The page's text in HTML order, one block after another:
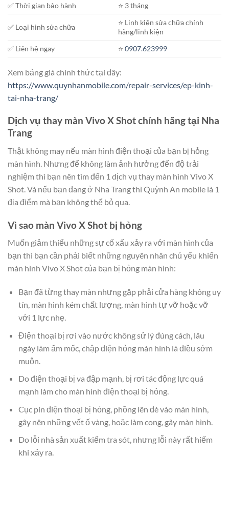
✅ Thời gian bảo hành
⭐️ 3 tháng
✅ Loại hình sửa chữa
⭐️ Linh kiện sửa chữa chính
hãng/linh kiện
✅ Liên hệ ngay
⭐️0907.623999
Xem bảng giá chính thức tại đây:
https://www.quynhanmobile.com/repair-services/ep-kinh-
tai-nha-trang/
Dịch vụ thay màn Vivo X Shot chính hãng tại Nha
Trang
Thật không may nếu màn hình điện thoại của bạn bị hỏng
màn hình. Nhưng để không làm ảnh hưởng đến độ trải
nghiệm thì bạn nên tìm đến 1 dịch vụ thay màn hình Vivo X
Shot. Và nếu bạn đang ở Nha Trang thì Quỳnh An mobile là 1
địa điểm mà bạn không thể bỏ qua.
Vì sao màn Vivo X Shot bị hỏng
Muốn giảm thiểu những sự cố xấu xảy ra với màn hình của
bạn thì bạn cần phải biết những nguyên nhân chủ yếu khiến
màn hình Vivo X Shot của bạn bị hỏng màn hình:
Bạn đã từng thay màn nhưng gặp phải cửa hàng không uy
tín, màn hinh kém chất lượng, màn hình tự vỡ hoặc vỡ
với 1 lực nhẹ.
Điện thoại bị rơi vào nước không sử lý đúng cách, lâu
ngày làm ẩm mốc, chập điện hỏng màn hình là điều sớm
muộn.
Do điện thoại bị va đập mạnh, bị rơi tác động lực quá
mạnh làm cho màn hình điện thoại bị hỏng.
Cục pin điện thoại bị hỏng, phồng lên đè vào màn hình,
gây nên những vết ố vàng, hoặc làm cong, gãy màn hình.
Do lỗi nhà sản xuất kiểm tra sót, nhưng lỗi này rất hiếm
khi xảy ra.